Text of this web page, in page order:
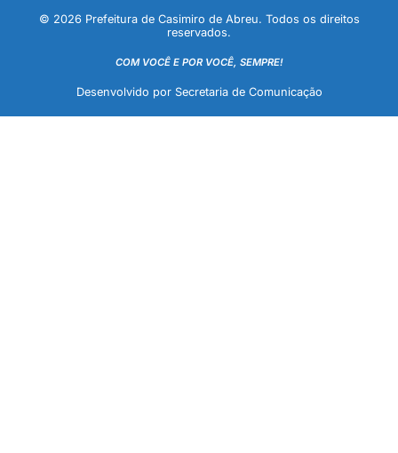
© 2026 Prefeitura de Casimiro de Abreu. Todos os direitos
reservados.
COM VOCÊ E POR VOCÊ, SEMPRE!
Desenvolvido por Secretaria de Comunicação